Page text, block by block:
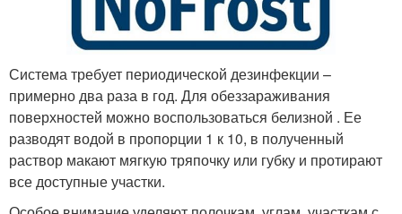
Система требует периодической дезинфекции –
примерно два раза в год. Для обеззараживания
поверхностей можно воспользоваться белизной . Ее
разводят водой в пропорции 1 к 10, в полученный
раствор макают мягкую тряпочку или губку и протирают
все доступные участки.